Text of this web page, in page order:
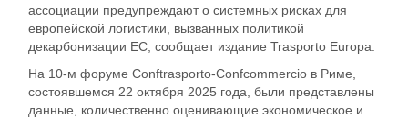
ассоциации предупреждают о системных рисках для
европейской логистики, вызванных политикой
декарбонизации ЕС, сообщает издание Trasporto Europa.
На 10-м форуме Conftrasporto-Confcommercio в Риме,
состоявшемся 22 октября 2025 года, были представлены
данные, количественно оценивающие экономическое и